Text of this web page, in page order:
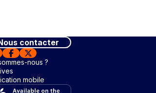
contacter
nous ?
mobile